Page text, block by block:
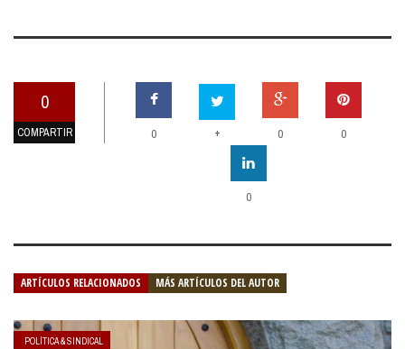
0
COMPARTIR 0 + 0 0
0
ARTÍCULOS RELACIONADOS MÁS ARTÍCULOS DEL AUTOR
POLÍTICA & SINDICAL